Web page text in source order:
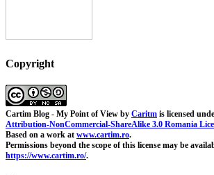
Copyright
Cartim Blog - My Point of View by Caritm is licensed
Attribution-NonCommercial-ShareAlike 3.0 Romania
Based on a work at www.cartim.ro.
Permissions beyond the scope of this license may be
https://www.cartim.ro/.